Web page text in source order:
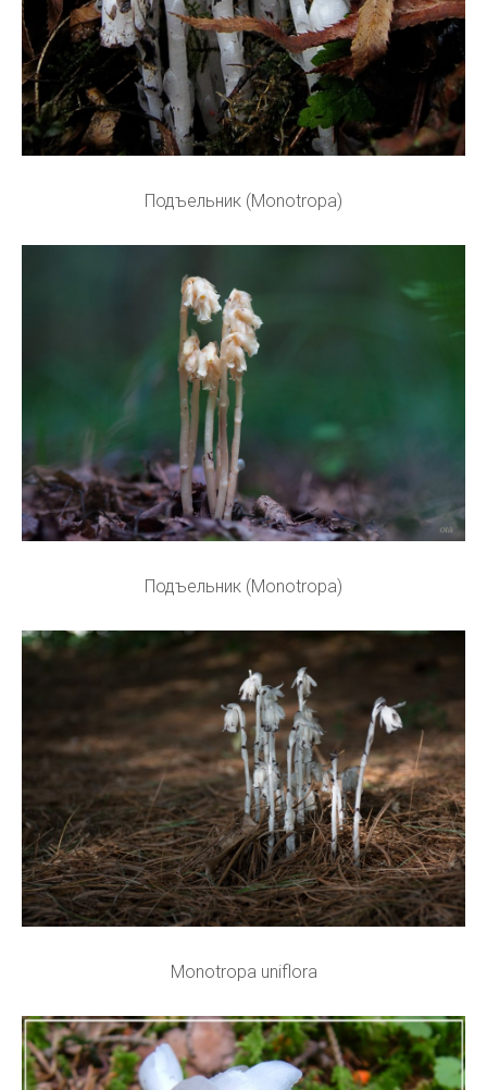
Подъельник (Monotropa)
Подъельник (Monotropa)
Monotropa uniflora